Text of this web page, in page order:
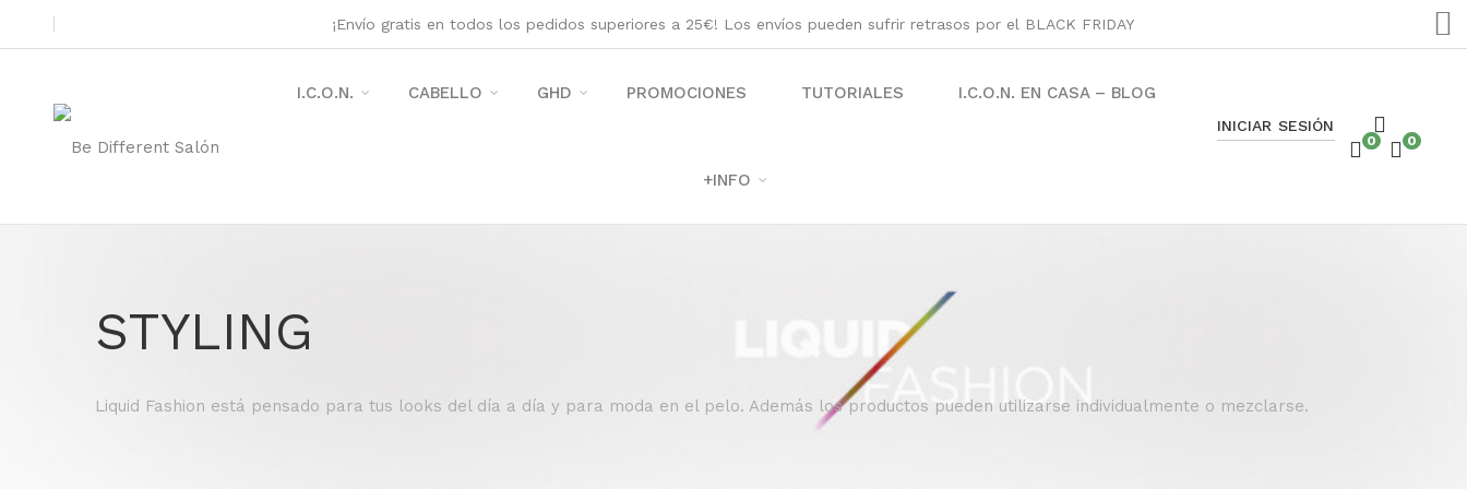
¡Envío gratis en todos los pedidos superiores a 25€! Los envíos pueden sufrir retrasos por el BLACK FRIDAY
I.C.O.N. CABELLO GHD PROMOCIONES TUTORIALES I.C.O.N. EN CASA – BLOG
+INFO
INICIAR SESIÓN
0 0
STYLING
Liquid Fashion está pensado para tus looks del día a día y para moda en el pelo. Además los productos pueden utilizarse individualmente o mezclarse.